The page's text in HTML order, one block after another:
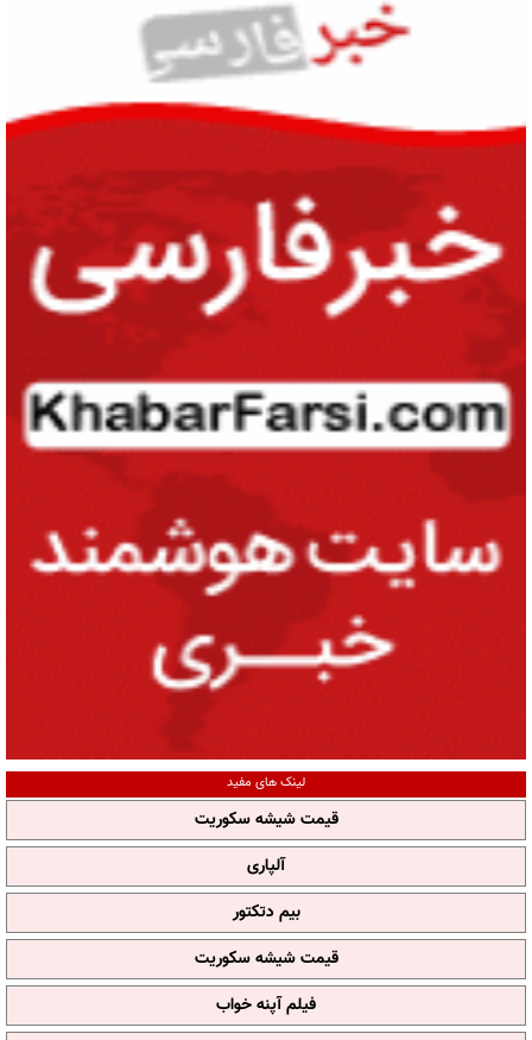
لینک های مفید
قیمت شیشه سکوریت
آلپاری
بیم دتکتور
قیمت شیشه سکوریت
فیلم آپنه خواب